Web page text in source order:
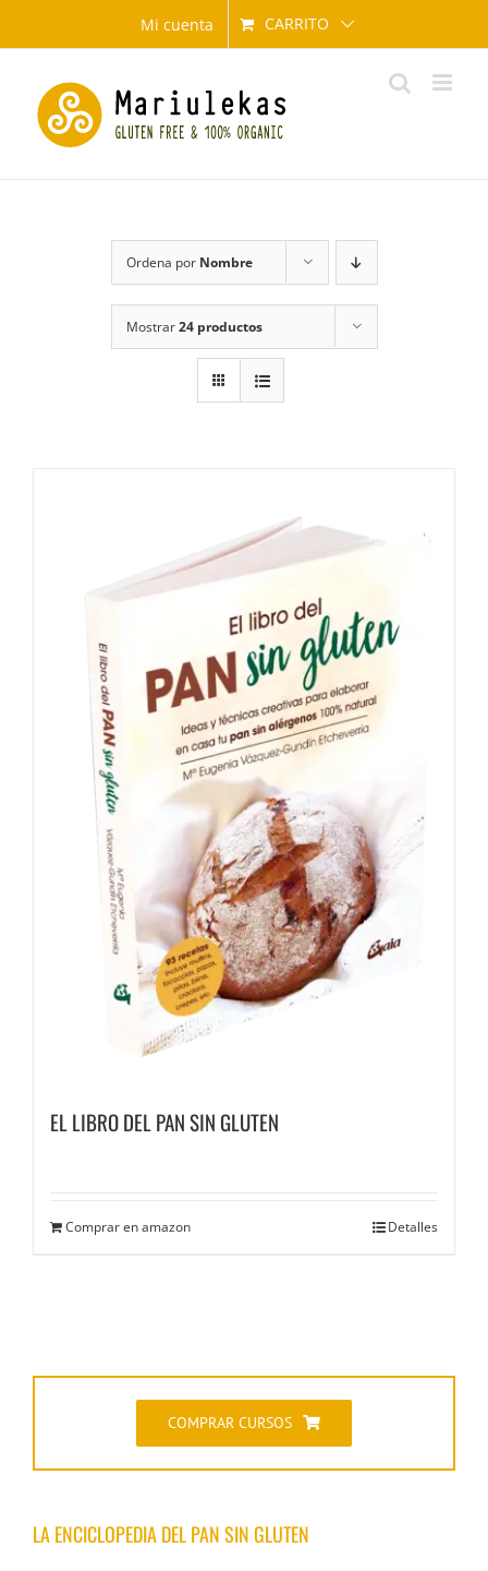
Mi cuenta CARRITO
Ordena por Nombre
Mostrar24 productos
EL LIBRO DEL PAN SIN GLUTEN
Comprar en amazon Detalles
COMPRAR CURSOS
LA ENCICLOPEDIA DEL PAN SIN GLUTEN